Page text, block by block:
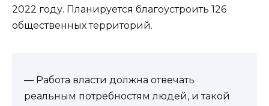
2022 году. Планируется благоустроить 126
общественных территорий.
— Работа власти должна отвечать
реальным потребностям людей, и такой